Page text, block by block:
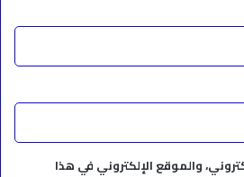
والموقع الإلكتروني في هذا